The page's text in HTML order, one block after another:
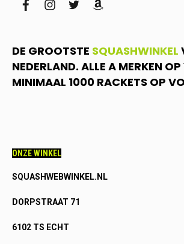
facebookinstagram
twitteramazon
DE GROOTSTE SQUASHWINKEL
NEDERLAND. ALLE A MERKEN
MINIMAAL 1000 RACKETS OP
ONZE WINKEL
SQUASHWEBWINKEL.NL
DORPSTRAAT 71
6102 TS ECHT